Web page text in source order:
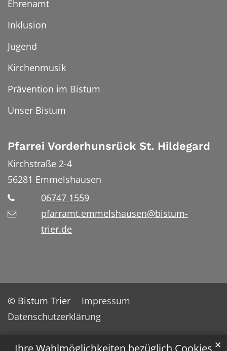
✕
Ehrenamt
Inklusion
Jugend
Kirchenmusik
Prävention im Bistum
Unser Bistum
Pfarrei Vorderhunsrück St. Hildegard
Kirchstraße 2-4
56281 Emmelshausen
06747 1559
pfarramt.emmelshausen@bistum-
trier.de
© Bistum Trier
Impressum
Datenschutzerklärung